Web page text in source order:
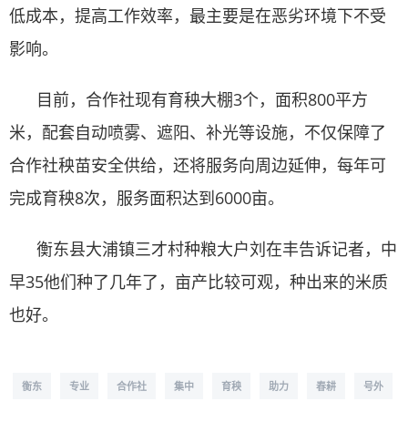
低成本，提高工作效率，最主要是在恶劣环境下不受
影响。
目前，合作社现有育秧大棚3个，面积800平方
米，配套自动喷雾、遮阳、补光等设施，不仅保障了
合作社秧苗安全供给，还将服务向周边延伸，每年可
完成育秧8次，服务面积达到6000亩。
衡东县大浦镇三才村种粮大户刘在丰告诉记者，中
早35他们种了几年了，亩产比较可观，种出来的米质
也好。
衡东 专业 合作社 集中 育秧 助力 春耕 号外